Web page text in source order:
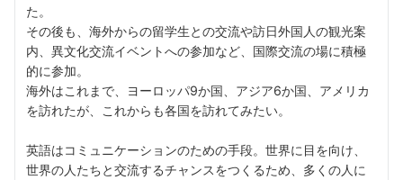
た。
その後も、海外からの留学生との交流や訪日外国人の観光案
内、異文化交流イベントへの参加など、国際交流の場に積極
的に参加。
海外はこれまで、ヨーロッパ9か国、アジア6か国、アメリカ
を訪れたが、これからも各国を訪れてみたい。
英語はコミュニケーションのための手段。世界に目を向け、
世界の人たちと交流するチャンスをつくるため、多くの人に